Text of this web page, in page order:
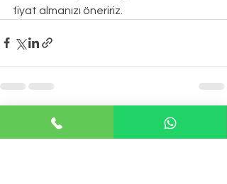
fiyat almanızı öneririz.
Son Yazılar Hepsini Gör